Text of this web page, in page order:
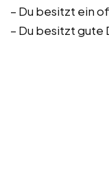
– Du besitzt ein
– Du besitzt gute